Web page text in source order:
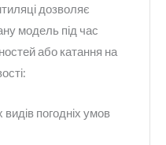
дозволяє
модель під час
або катання на
погодніх умов